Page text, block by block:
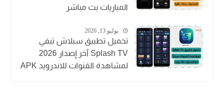
المباريات بث مباشر
يوليو 13, 2026
تحميل تطبيق سبلاش تيفي
Splash TV آخر إصدار 2026
لمشاهدة القنوات للاندرويد APK